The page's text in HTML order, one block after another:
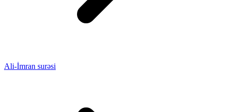
Ali-İmran surəsi